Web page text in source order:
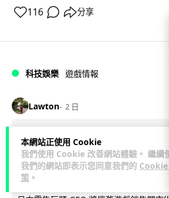
本網站正使用 Cookie
我們使用 Cookie 改善網站體驗。 繼續
我們的網站即表示您同意我們的
策 。
116 分享
科技娛樂 遊戲情報
Lawton 2 日
日本二手遊戲店減 90%
四成 "懷舊"在 Z 世代變
感」